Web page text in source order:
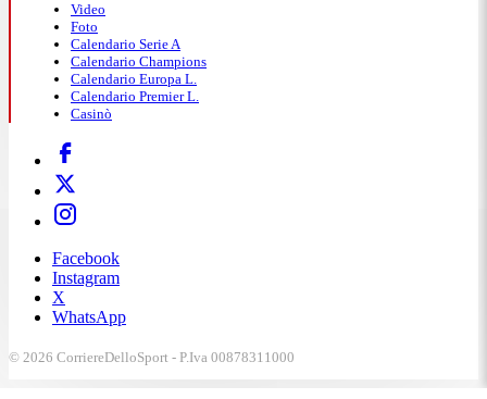
Video
Foto
Calendario Serie A
Calendario Champions
Calendario Europa L.
Calendario Premier L.
Casinò
Facebook
Instagram
X
WhatsApp
© 2026 CorriereDelloSport - P.Iva 00878311000